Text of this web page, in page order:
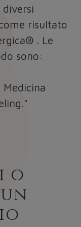
diversi
risultato
. Le
sono:
o